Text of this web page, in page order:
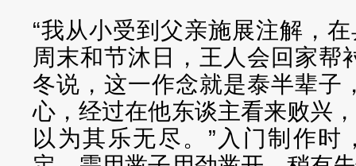
“我从小受到父亲施展注解，
周末和节沐日，王人会回家帮
冬说，这一作念就是泰半辈子
心，经过在他东谈主看来败兴
以为其乐无尽。”入门制作时